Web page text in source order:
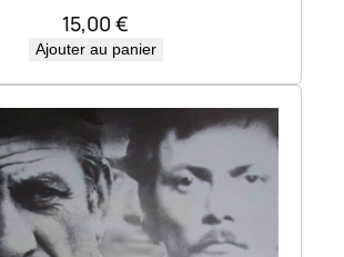
15,00 €
Ajouter au panier